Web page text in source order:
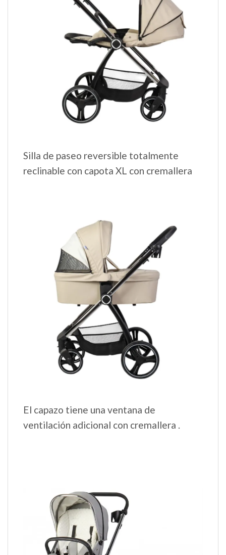
Silla de paseo reversible totalmente
reclinable con capota XL con cremallera
El capazo tiene una ventana de
ventilación adicional con cremallera .